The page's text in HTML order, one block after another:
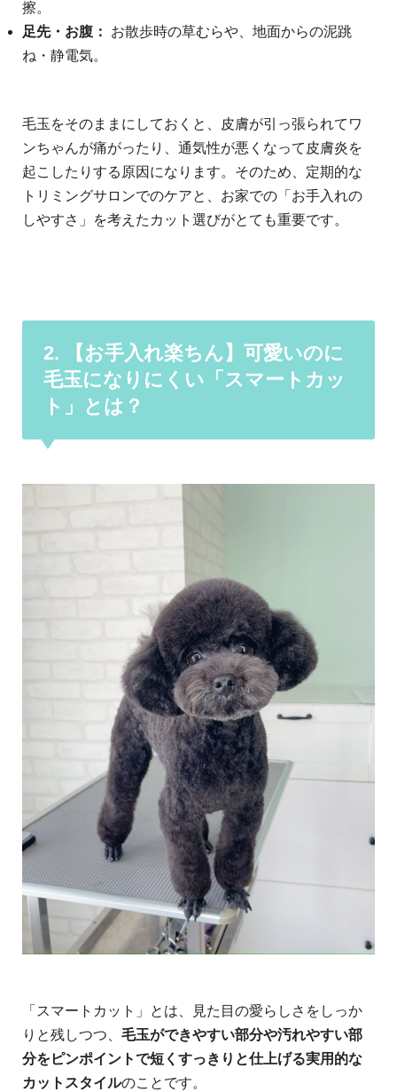
擦。
足先・お腹：
お散歩時の草むらや、地面からの泥跳
ね・静電気。
毛玉をそのままにしておくと、皮膚が引っ張られてワ
ンちゃんが痛がったり、通気性が悪くなって皮膚炎を
起こしたりする原因になります。そのため、定期的な
トリミングサロンでのケアと、お家での「お手入れの
しやすさ」を考えたカット選びがとても重要です。
2. 【お手入れ楽ちん】可愛いのに
毛玉になりにくい「スマートカッ
ト」とは？
「スマートカット」とは、見た目の愛らしさをしっか
りと残しつつ、 毛玉ができやすい部分や汚れやすい部
分をピンポイントで短くすっきりと仕上げる実用的な
カットスタイルのことです。